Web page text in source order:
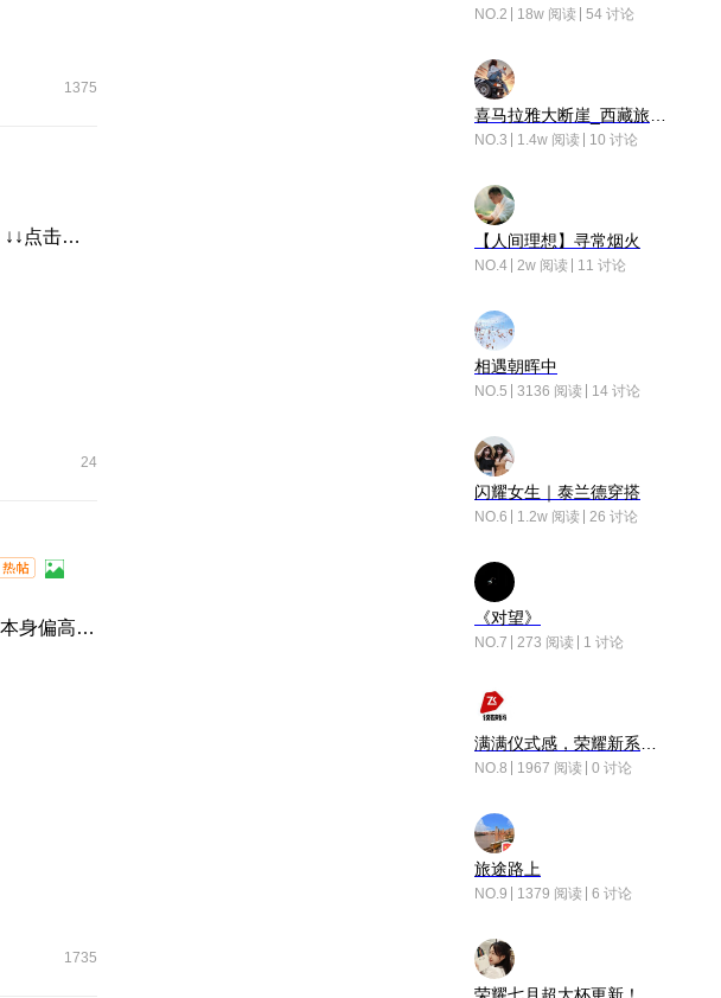
1375
抖音账号《耀子开放麦》首档数字人脱口秀栏目，快关注新同事，每日笑一笑，投稿福利等你拿！ ↓↓点击下方图片或 ...
24
有小伙伴升级系统后，感觉手机变热了[表情]？其实并非系统升级导致手机发热[表情]夏季环境温度本身偏高[表情]️， ...
1735
NO.2 18w 阅读 54 讨论
NO.3 1.4w 阅读 10 讨论
【人间理想】寻常烟火
NO.4 2w 阅读 11 讨论
相遇朝晖中
NO.5 3136 阅读 14 讨论
闪耀女生｜泰兰德穿搭
NO.6 1.2w 阅读 26 讨论
《对望》
NO.7 273 阅读 1 讨论
NO.8 1967 阅读 0 讨论
旅途路上
NO.9 1379 阅读 6 讨论